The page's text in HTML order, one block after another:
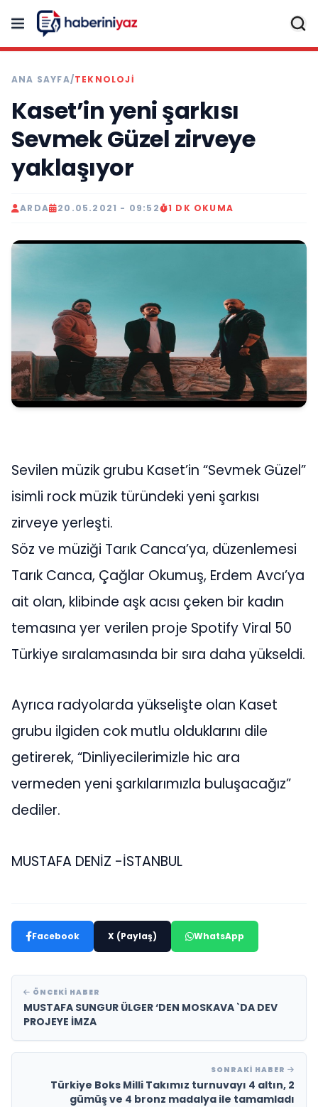
ANA SAYFA/TEKNOLOJİ
Kaset’in yeni şarkısı
Sevmek Güzel zirveye
yaklaşıyor
ARDA 20.05.2021 - 09:52 1 DK OKUMA
Sevilen müzik grubu Kaset’in “Sevmek Güzel”
isimli rock müzik türündeki yeni şarkısı
zirveye yerleşti.
Söz ve müziği Tarık Canca’ya, düzenlemesi
Tarık Canca, Çağlar Okumuş, Erdem Avcı’ya
ait olan, klibinde aşk acısı çeken bir kadın
temasına yer verilen proje Spotify Viral 50
Türkiye sıralamasında bir sıra daha yükseldi.
Ayrıca radyolarda yükselişte olan Kaset
grubu ilgiden cok mutlu olduklarını dile
getirerek, “Dinliyecilerimizle hic ara
vermeden yeni şarkılarımızla buluşacağız”
dediler.
MUSTAFA DENİZ -İSTANBUL
Facebook X (Paylaş) WhatsApp
ÖNCEKI HABER
MUSTAFA SUNGUR ÜLGER ‘DEN MOSKAVA `DA DEV
PROJEYE İMZA
SONRAKI HABER
Türkiye Boks Milli Takımız turnuvayı 4 altın, 2
gümüş ve 4 bronz madalya ile tamamladı